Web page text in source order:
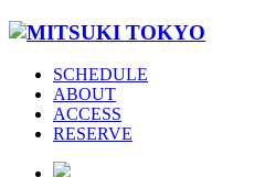
SCHEDULE
ABOUT
ACCESS
RESERVE